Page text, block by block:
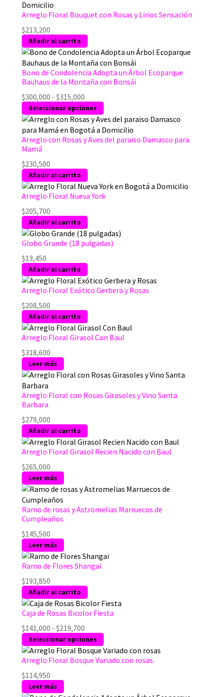
Arreglo Floral Bouquet con Rosas y Lirios Sensación
$213,200
Añadir al carrito
Bono de Condolencia Adopta un Árbol Ecoparque
Bauhaus de la Montaña con Bonsái
$300,000 - $315,000Rango
de
precios:
desde
$300,000
Seleccionar opciones
producto
tiene
múltiples
se
pueden
página
de
Arreglo con Rosas y Aves del paraiso Damasco para
Mamá
$230,500
Añadir al carrito
Arreglo Floral Nueva York
$205,700
Añadir al carrito
Globo Grande (18 pulgadas)
$13,450
Añadir al carrito
Arreglo Floral Exótico Gerbera y Rosas
$208,500
Añadir al carrito
Arreglo Floral Girasol Con Baul
$318,600
Leer más
Arreglo Floral con Rosas Girasoles y Vino Santa
Barbara
$279,000
Añadir al carrito
Arreglo Floral Girasol Recien Nacido con Baul
$265,000
Leer más
Ramo de rosas y Astromelias Marruecos de
Cumpleaños
$145,500
Leer más
Ramo de Flores Shangai
$193,850
Añadir al carrito
Caja de Rosas Bicolor Fiesta
$141,000 - $219,700Rango
de
precios:
desde
Seleccionar opciones
producto
tiene
Arreglo Floral Bosque Variado con rosas
$114,950
Leer más